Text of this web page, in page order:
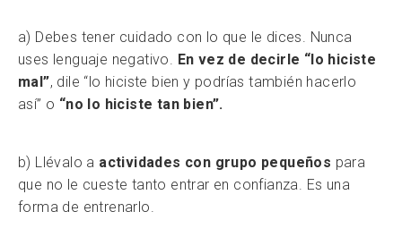
a) Debes tener cuidado con lo que le dices. Nunca
uses lenguaje negativo.
En vez de decirle “lo hiciste
mal”, dile “lo hiciste bien y podrías también hacerlo
así” o “no lo hiciste tan bien”.
b) Llévalo a actividades con grupo pequeños para
que no le cueste tanto entrar en confianza. Es una
forma de entrenarlo.